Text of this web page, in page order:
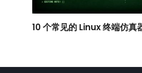
10 个常见的 Linux 终端仿真